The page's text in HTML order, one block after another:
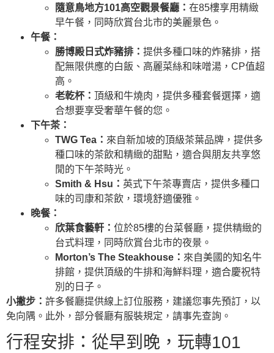
隨意鳥地方101高空觀景餐廳： 在85樓享用精緻
早午餐，同時欣賞台北市的美麗景色。
午餐：
勝博殿日式炸豬排： 提供多種口味的炸豬排，搭
配無限供應的白飯、高麗菜絲和味噌湯，CP值超
高。
老乾杯： 頂級和牛燒肉，提供多種套餐選擇，適
合想要享受奢華午餐的您。
下午茶：
TWG Tea： 來自新加坡的頂級茶葉品牌，提供多
種口味的茶飲和精緻的甜點，適合與朋友共享悠
閒的下午茶時光。
Smith & Hsu： 英式下午茶專賣店，提供多種口
味的司康和茶飲，環境舒適優雅。
晚餐：
欣葉食藝軒： 位於85樓的台菜餐廳，提供精緻的
台式料理，同時欣賞台北市的夜景。
Morton’s The Steakhouse： 來自美國的知名牛
排館，提供頂級的牛排和海鮮料理，適合慶祝特
別的日子。
小撇步： 許多餐廳提供線上訂位服務，建議您事先預訂，以
免向隅。此外，部分餐廳有服裝規定，請事先查詢。
行程安排：從早到晚，玩轉101